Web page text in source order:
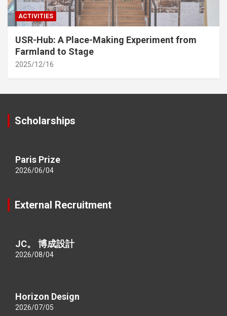
ACTIVITIES
USR-Hub: A Place-Making Experiment from
Farmland to Stage
2025/12/16
Scholarships
Paris Prize
2026/06/04
External Recruitment
JC。 博成設計
2026/08/04
Horizon Design
2026/07/05